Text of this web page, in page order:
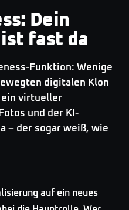
Dein
fast da
Funktion: Wenige
digitalen Klon
ein virtueller
und der KI-
– der sogar weiß, wie
auf ein neues